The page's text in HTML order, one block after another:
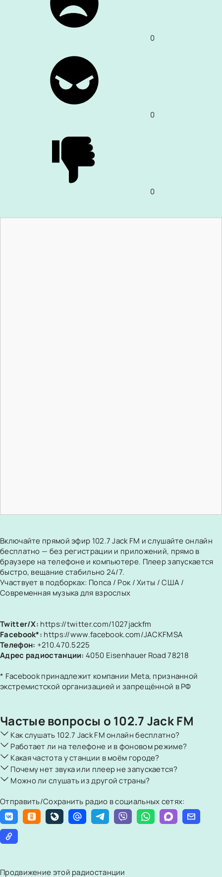
0
0
0
Включайте прямой эфир 102.7 Jack FM и слушайте онлайн
бесплатно — без регистрации и приложений, прямо в
браузере на телефоне и компьютере. Плеер запускается
быстро, вещание стабильно 24/7.
Участвует в подборках: Попса / Рок/Хиты /США /
Современная музыка для взрослых
Twitter/X: https://twitter.com/1027jackfm
Facebook*: https://www.facebook.com/JACKFMSA
Телефон: +210.470.5225
Адрес радиостанции: 4050 Eisenhauer Road 78218
* Facebook принадлежит компании Meta, признанной
экстремистской организацией и запрещённой в РФ
Частые вопросы о 102.7 Jack FM
Как слушать 102.7 Jack FM онлайн бесплатно?
Работает ли на телефоне и в фоновом режиме?
Какая частота у станции в моём городе?
Почему нет звука или плеер не запускается?
Можно ли слушать из другой страны?
Отправить/Сохранить радио в социальных сетях:
Продвижение этой радиостанции